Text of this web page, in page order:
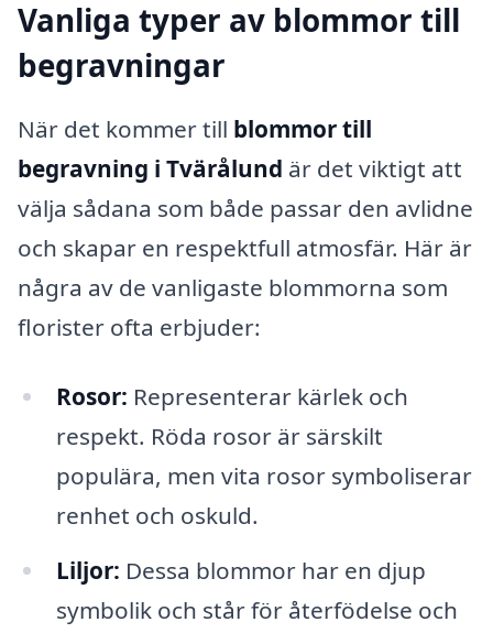
Vanliga typer av blommor till
begravningar
När det kommer till blommor till
begravning i Tvärålund är det viktigt att
välja sådana som både passar den avlidne
och skapar en respektfull atmosfär. Här är
några av de vanligaste blommorna som
florister ofta erbjuder:
Rosor: Representerar kärlek och
respekt. Röda rosor är särskilt
populära, men vita rosor symboliserar
renhet och oskuld.
Liljor: Dessa blommor har en djup
symbolik och står för återfödelse och